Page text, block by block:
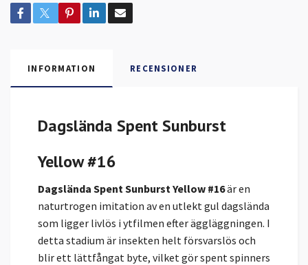
INFORMATION RECENSIONER
Dagslända Spent Sunburst
Yellow #16
Dagslända Spent Sunburst Yellow #16är en
naturtrogen imitation av en utlekt gul dagslända
som ligger livlös i ytfilmen efter äggläggningen. I
detta stadium är insekten helt försvarslös och
blir ett lättfångat byte, vilket gör spent spinners